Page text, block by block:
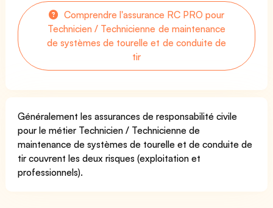
Comprendre l'assurance RC PRO pour
Technicien / Technicienne de maintenance
de systèmes de tourelle et de conduite de
tir
Généralement les assurances de responsabilité civile
pour le métier Technicien / Technicienne de
maintenance de systèmes de tourelle et de conduite de
tir couvrent les deux risques (exploitation et
professionnels).